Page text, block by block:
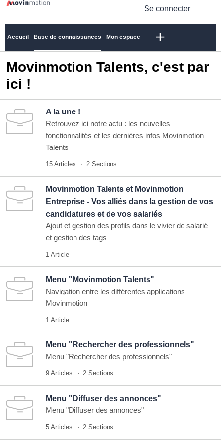
Se connecter
Accueil Base de connaissances Mon espace
Movinmotion Talents, c'est par
ici !
A la une !
Retrouvez ici notre actu : les nouvelles
fonctionnalités et les dernières infos Movinmotion
Talents
15 Articles 2 Sections
Movinmotion Talents et Movinmotion
Entreprise - Vos alliés dans la gestion de vos
candidatures et de vos salariés
Ajout et gestion des profils dans le vivier de salarié
et gestion des tags
1 Article
Menu "Movinmotion Talents"
Navigation entre les différentes applications
Movinmotion
1 Article
Menu "Rechercher des professionnels"
Menu "Rechercher des professionnels"
9 Articles 2 Sections
Menu "Diffuser des annonces"
Menu "Diffuser des annonces"
5 Articles 2 Sections